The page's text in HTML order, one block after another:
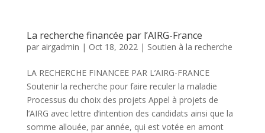
La recherche financée par l’AIRG-France
par airgadmin | Oct 18, 2022| Soutien à la recherche
LA RECHERCHE FINANCEE PAR L’AIRG-FRANCE
Soutenir la recherche pour faire reculer la maladie
Processus du choix des projets Appel à projets de
l’AIRG avec lettre d’intention des candidats ainsi que la
somme allouée, par année, qui est votée en amont